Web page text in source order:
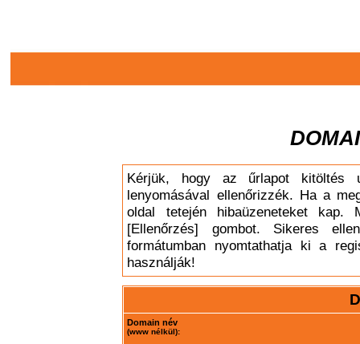
Kérjük, hogy az űrlapot kitöltés
lenyomásával ellenőrizzék. Ha a
oldal tetején hibaüzeneteket
[Ellenőrzés] gombot. Sikeres
formátumban nyomtathatja ki a
használják!
Domain név
(www nélkül):